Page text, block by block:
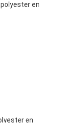
en
en